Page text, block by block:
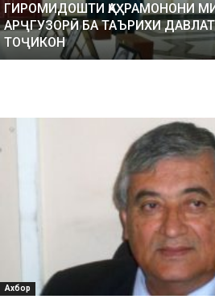
ГИРОМИДОШТИ ҚАҲРАМОНОНИ
АРҶГУЗОРӢ БА ТАЪРИХИ
ТОҶИКОН
Ахбор